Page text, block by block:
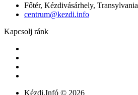
Főtér, Kézdivásárhely, Transylvania
centrum@kezdi.info
Kapcsolj ránk
Kézdi.Infó © 2026